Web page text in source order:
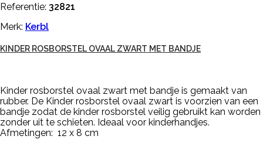
Referentie: 32821
Merk: Kerbl
KINDER ROSBORSTEL OVAAL ZWART MET BANDJE
Kinder rosborstel ovaal zwart met bandje is gemaakt van
rubber. De Kinder rosborstel ovaal zwart is voorzien van een
bandje zodat de kinder rosborstel veilig gebruikt kan worden
zonder uit te schieten. Ideaal voor kinderhandjes.
Afmetingen: 12 x 8 cm